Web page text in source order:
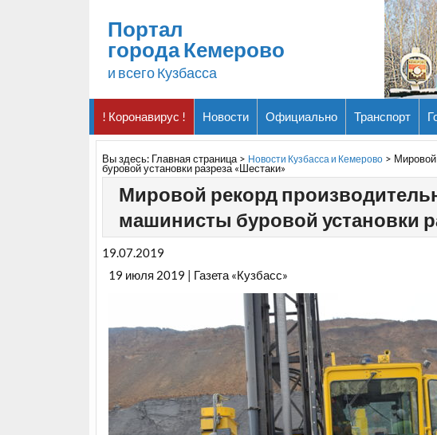
Портал
города Кемерово
и всего Кузбасса
! Коронавирус ! Новости Официально Транспорт
Вы здесь: Главная страница> Новости Кузбасса и Кемерово >
буровой установки разреза «Шестаки»
Мировой рекорд
машинисты буровой установки
19.07.2019
19 июля 2019 | Газета «Кузбасс»